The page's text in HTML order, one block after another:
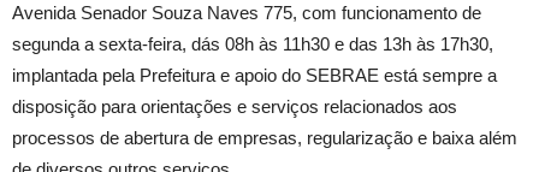
Avenida Senador Souza Naves 775, com funcionamento de
segunda a sexta-feira, dás 08h às 11h30 e das 13h às 17h30,
implantada pela Prefeitura e apoio do SEBRAE está sempre a
disposição para orientações e serviços relacionados aos
processos de abertura de empresas, regularização e baixa além